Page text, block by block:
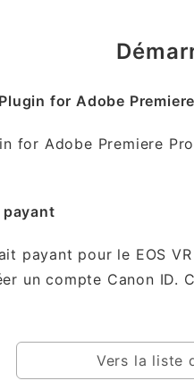
for Adobe
for Adobe Premiere
payant pour le EOS
un compte Canon
Vers la liste